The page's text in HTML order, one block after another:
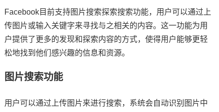
Facebook目前支持图片搜索探索搜索功能，用户可以通过上
传图片或输入关键字来寻找与之相关的内容。这一功能为用
户提供了更多的发现和探索内容的方式，使得用户能够更轻
松地找到他们感兴趣的信息和资源。
图片搜索功能
用户可以通过上传图片来进行搜索，系统会自动识别图片中